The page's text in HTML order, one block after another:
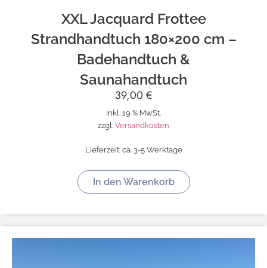
XXL Jacquard Frottee
Strandhandtuch 180×200 cm –
Badehandtuch &
Saunahandtuch
39,00 €
inkl. 19 % MwSt.
zzgl. Versandkosten
Lieferzeit: ca. 3-5 Werktage
In den Warenkorb